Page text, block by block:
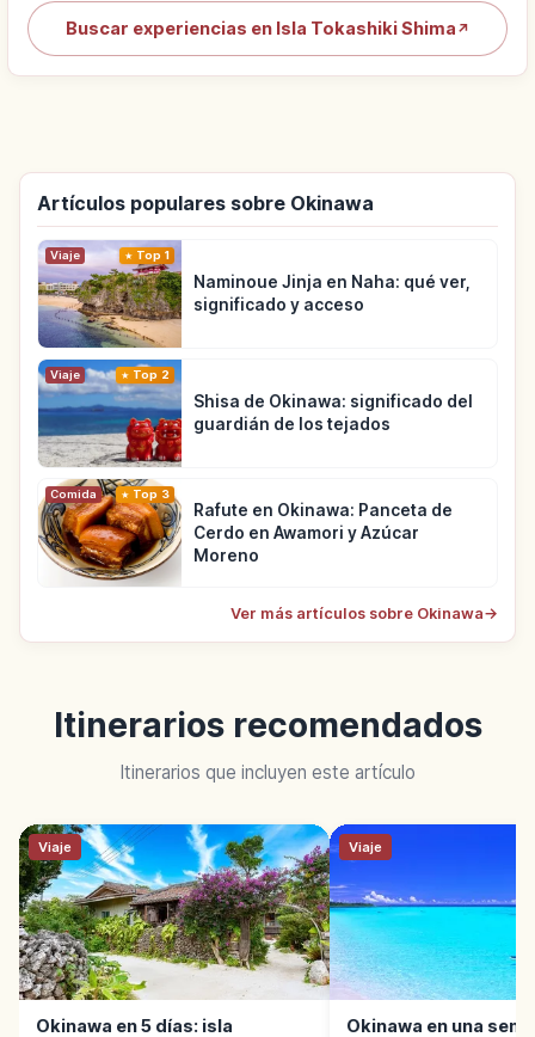
Buscar experiencias en Isla Tokashiki Shima ↗
Artículos populares sobre Okinawa
Viaje Top 1
Naminoue Jinja en Naha: qué ver,
significado y acceso
Viaje Top 2
Shisa de Okinawa: significado del
guardián de los tejados
Comida Top 3
Rafute en Okinawa: Panceta de
Cerdo en Awamori y Azúcar
Moreno
Ver más artículos sobre Okinawa→
Itinerarios recomendados
Itinerarios que incluyen este artículo
Viaje
Okinawa en 5 días: isla
Viaje
Okinawa en una